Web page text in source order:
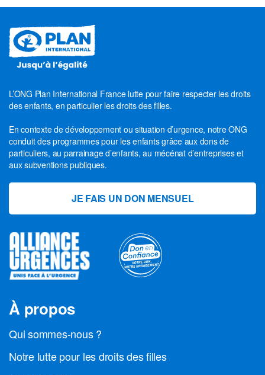
L’ONG Plan International France lutte pour faire respecter les droits
des enfants, en particulier les droits des filles.
En contexte de développement ou situation d’urgence, notre ONG
conduit des programmes pour les enfants grâce aux dons de
particuliers, au parrainage d’enfants, au mécénat d’entreprises et
aux subventions publiques.
JE FAIS UN DON MENSUEL
À propos
Qui sommes-nous ?
Notre lutte pour les droits des filles